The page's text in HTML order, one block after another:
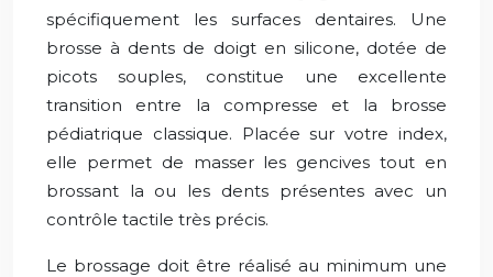
spécifiquement les surfaces dentaires. Une
brosse à dents de doigt en silicone, dotée de
picots souples, constitue une excellente
transition entre la compresse et la brosse
pédiatrique classique. Placée sur votre index,
elle permet de masser les gencives tout en
brossant la ou les dents présentes avec un
contrôle tactile très précis.
Le brossage doit être réalisé au minimum une